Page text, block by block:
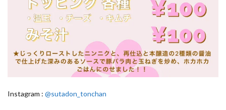
Instagram : @sutadon_tonchan